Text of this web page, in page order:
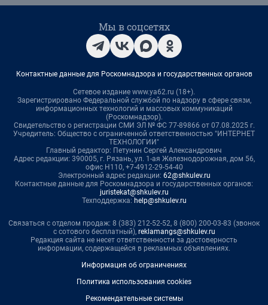
Мы в соцсетях
Контактные данные для Роскомнадзора и государственных органов
Сетевое издание www.ya62.ru (18+).
Зарегистрировано Федеральной службой по надзору в сфере связи,
информационных технологий и массовых коммуникаций
(Роскомнадзор).
Свидетельство о регистрации СМИ ЭЛ № ФС 77-89866 от 07.08.2025 г.
Учредитель: Общество с ограниченной ответственностью "ИНТЕРНЕТ
ТЕХНОЛОГИИ"
Главный редактор: Петунин Сергей Александрович
Адрес редакции: 390005, г. Рязань, ул. 1-ая Железнодорожная, дом 56,
офис Н110, +7-4912-29-54-40
Электронный адрес редакции: 62@shkulev.ru
Контактные данные для Роскомнадзора и государственных органов:
juristekat@shkulev.ru
Техподдержка: help@shkulev.ru
Связаться с отделом продаж: 8 (383) 212-52-52, 8 (800) 200-03-83 (звонок
с сотового бесплатный), reklamangs@shkulev.ru
Редакция сайта не несет ответственности за достоверность
информации, содержащейся в рекламных объявлениях.
Информация об ограничениях
Политика использования cookies
Рекомендательные системы